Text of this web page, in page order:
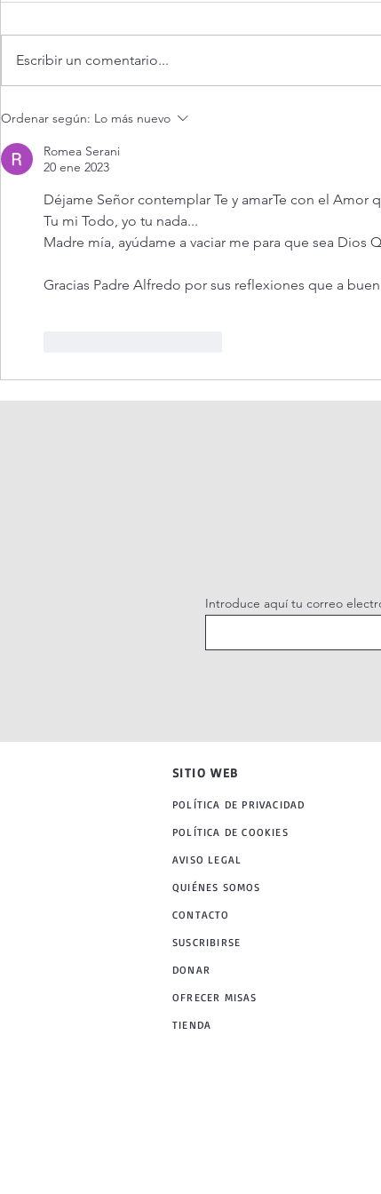
La vida espiritual en frases
por la Eucaristía!
Escribir un comentario...
Ordenar según: Lo más nuevo
Romea Serani
20 ene 2023
Déjame Señor contemplar Te y amarTe con el Amor
Tu mi Todo, yo tu nada...
Madre mía, ayúdame a vaciar me para que sea Dios
Gracias Padre Alfredo por sus reflexiones que a
Introduce aquí tu correo
SITIO WEB
POLÍTICA DE PRIVACIDAD
POLÍTICA DE COOKIES
AVISO LEGAL
QUIÉNES SOMOS
CONTACTO
SUSCRIBIRSE
DONAR
OFRECER MISAS
TIENDA